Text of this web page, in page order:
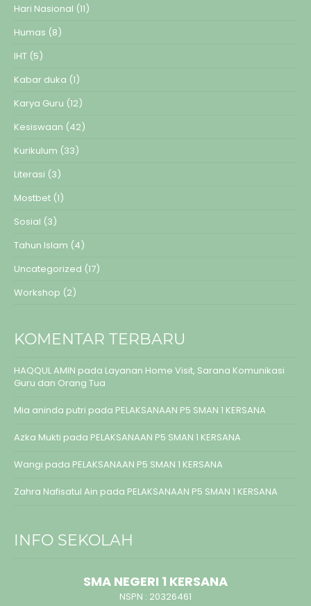
Hari Nasional (11)
Humas (8)
IHT (5)
Kabar duka (1)
Karya Guru (12)
Kesiswaan (42)
Kurikulum (33)
Literasi (3)
Mostbet (1)
Sosial (3)
Tahun Islam (4)
Uncategorized (17)
Workshop (2)
KOMENTAR TERBARU
HAQQUL AMIN pada Layanan Home Visit, Sarana Komunikasi
Guru dan Orang Tua
Mia aninda putri pada PELAKSANAAN P5 SMAN 1 KERSANA
Azka Mukti pada PELAKSANAAN P5 SMAN 1 KERSANA
Wangi pada PELAKSANAAN P5 SMAN 1 KERSANA
Zahra Nafisatul Ain pada PELAKSANAAN P5 SMAN 1 KERSANA
INFO SEKOLAH
SMA NEGERI 1 KERSANA
NSPN : 20326461